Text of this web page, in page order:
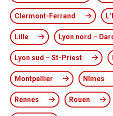
Clermont-Ferrand
Lille Lyon nord –
Lyon sud – St-Priest
Montpellier Nîmes
Rennes Rouen